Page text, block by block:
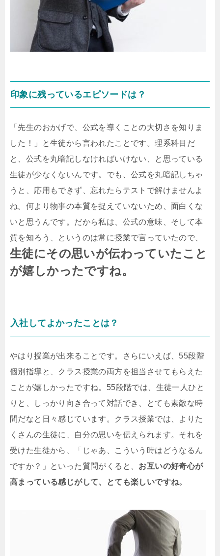
印象に残っているエピソードは？
「先生のおかげで、公式を導くことの大切さを知りま
した！」と生徒から言われたことです。理系科目だ
と、公式を丸暗記しなければいけない、と思っている
生徒が少なくないんです。でも、公式を丸暗記しちゃ
うと、応用もできず、忘れたらテストで解けませんよ
ね。何より物事の本質を捉えていないため、面白くな
いと思うんです。だから私は、公式の意味、そして本
質を知ろう、というのは常に授業で言っていたので、
生徒にその思いが伝わっていたこと
が嬉しかったですね。
入社してよかったことは？
やはり授業が出来ることです。さらにいえば、55段階
個別指導と、クラス授業の両方を担当させてもらえた
ことが嬉しかったですね。55段階では、生徒一人ひと
りと、しっかり向き合って対話でき、とても素敵な時
間だなと日々感じています。クラス授業では、よりた
くさんの生徒に、自分の思いを伝えられます。それを
受けた生徒から、「じゃあ、こういう時はどうなるん
ですか？」といった質問がくると、 お互いの好奇心が
高まっている感じがして、とても楽しいですね。